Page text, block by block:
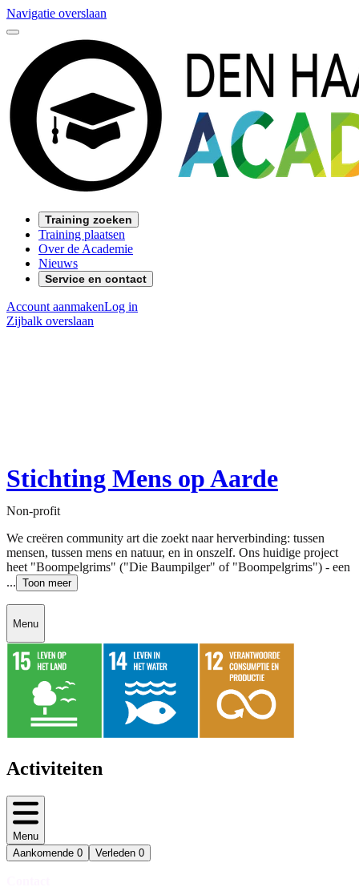
Navigatie overslaan
Training zoeken
Training plaatsen
Over de Academie
Nieuws
Service en contact
Account aanmakenLog in
Zijbalk overslaan
Stichting Mens op Aarde
Non-profit
We creëren community art die zoekt naar herverbinding: tussen
mensen, tussen mens en natuur, en in onszelf. Ons huidige project
heet "Boompelgrims" ("Die Baumpilger" of "Boompelgrims") - een
... Toon meer
Menu
Activiteiten
Menu
Aankomende 0 Verleden 0